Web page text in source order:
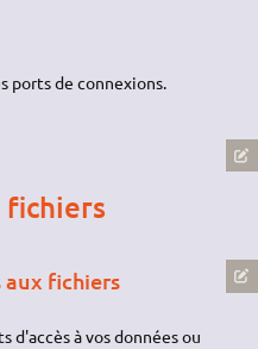
ports de connexions.
fichiers
fichiers
d'accès à vos données ou